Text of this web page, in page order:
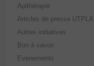
Apithérapie
Articles de presse UTPLA
Autres initiatives
Bon à savoir
Evénements